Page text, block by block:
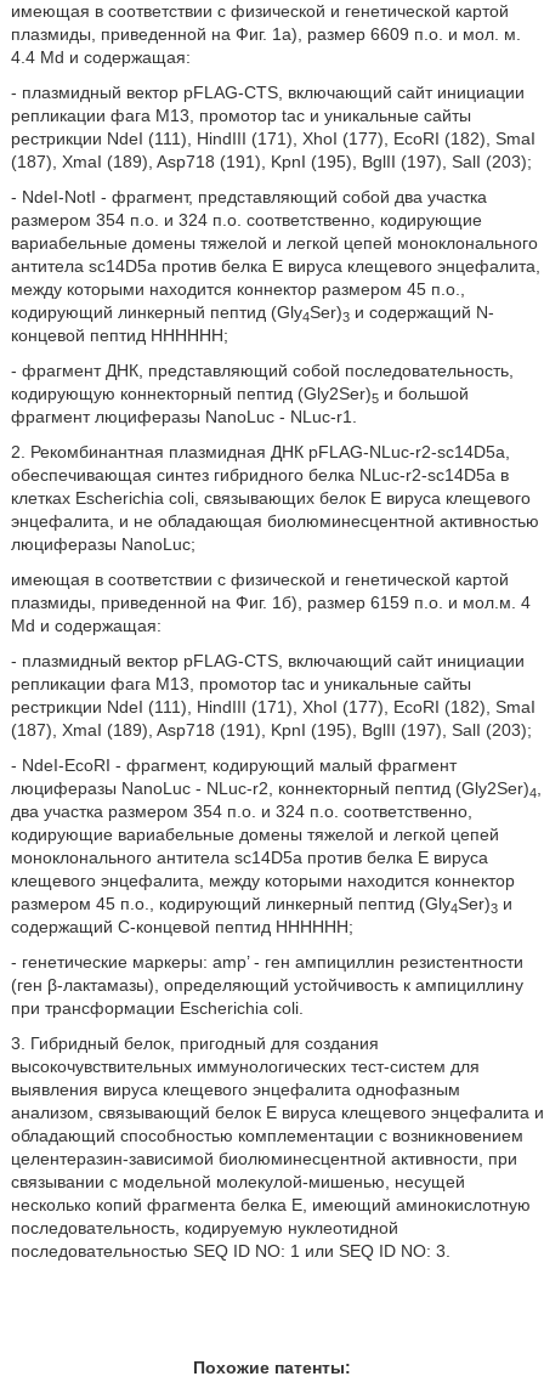
имеющая в соответствии с физической и генетической картой
плазмиды, приведенной на Фиг. 1а), размер 6609 п.о. и мол. м.
4.4 Md и содержащая:
- плазмидный вектор pFLAG-CTS, включающий сайт инициации
репликации фага M13, промотор tac и уникальные сайты
рестрикции NdeI (111), HindIII (171), XhoI (177), EcoRI (182), SmaI
(187), XmaI (189), Asp718 (191), KpnI (195), BglII (197), SalI (203);
- NdeI-NotI - фрагмент, представляющий собой два участка
размером 354 п.о. и 324 п.о. соответственно, кодирующие
вариабельные домены тяжелой и легкой цепей моноклонального
антитела sc14D5a против белка Е вируса клещевого энцефалита,
между которыми находится коннектор размером 45 п.о.,
кодирующий линкерный пептид (Gly4Ser)3и содержащий N-
концевой пептид НННННН;
- фрагмент ДНК, представляющий собой последовательность,
кодирующую коннекторный пептид (Gly2Ser)5и большой
фрагмент люциферазы NanoLuc - NLuc-r1.
2. Рекомбинантная плазмидная ДНК pFLAG-NLuc-r2-sc14D5a,
обеспечивающая синтез гибридного белка NLuc-r2-sc14D5a в
клетках Escherichia coli, связывающих белок Е вируса клещевого
энцефалита, и не обладающая биолюминесцентной активностью
люциферазы NanoLuc;
имеющая в соответствии с физической и генетической картой
плазмиды, приведенной на Фиг. 1б), размер 6159 п.о. и мол.м. 4
Md и содержащая:
- плазмидный вектор pFLAG-CTS, включающий сайт инициации
репликации фага M13, промотор tac и уникальные сайты
рестрикции NdeI (111), HindIII (171), XhoI (177), EcoRI (182), SmaI
(187), XmaI (189), Asp718 (191), KpnI (195), BglII (197), SalI (203);
- NdeI-EcoRI - фрагмент, кодирующий малый фрагмент
люциферазы NanoLuc - NLuc-r2, коннекторный пептид (Gly2Ser)4
два участка размером 354 п.о. и 324 п.о. соответственно,
кодирующие вариабельные домены тяжелой и легкой цепей
моноклонального антитела sc14D5a против белка Е вируса
клещевого энцефалита, между которыми находится коннектор
размером 45 п.о., кодирующий линкерный пептид (Gly4Ser)3и
содержащий С-концевой пептид НННННН;
- генетические маркеры: amp’ - ген ампициллин резистентности
(ген β-лактамазы), определяющий устойчивость к ампициллину
при трансформации Escherichia coli.
3. Гибридный белок, пригодный для создания
высокочувствительных иммунологических тест-систем для
выявления вируса клещевого энцефалита однофазным
анализом, связывающий белок Е вируса клещевого энцефалита и
обладающий способностью комплементации с возникновением
целентеразин-зависимой биолюминесцентной активности, при
связывании с модельной молекулой-мишенью, несущей
несколько копий фрагмента белка Е, имеющий аминокислотную
последовательность, кодируемую нуклеотидной
последовательностью SEQ ID NО: 1 или SEQ ID NО: 3.
Похожие патенты: